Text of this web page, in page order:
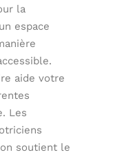
la
espace
aide votre
Les
soutient le